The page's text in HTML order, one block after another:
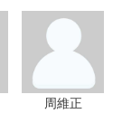
周維正